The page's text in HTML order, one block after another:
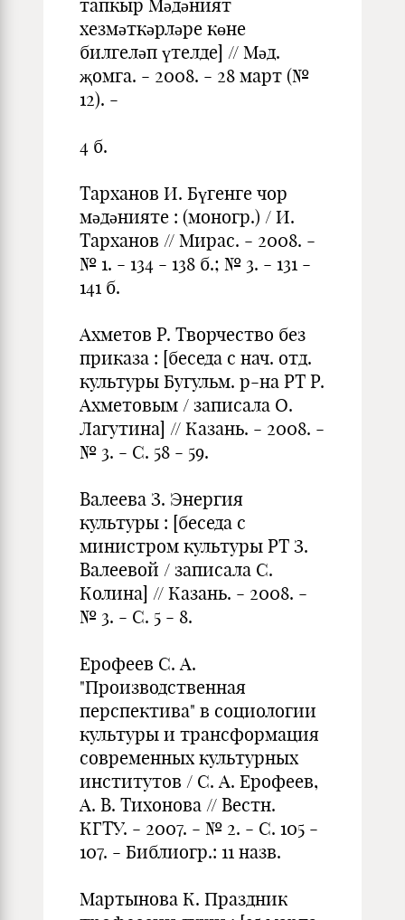
тапкыр Мәдәният
хезмәткәрләре көне
билгеләп үтелде] // Мәд.
җомга. - 2008. - 28 март (№
12). -
4 б.
Тарханов И. Бүгенге чор
мәдәнияте : (моногр.) / И.
Тарханов // Ми­рас. - 2008. -
№ 1. - 134 - 138 б.; № 3. - 131 -
141 б.
Ахметов Р. Творчество без
приказа : [беседа с нач. отд.
культуры Бугульм. р-на РТ Р.
Ахметовым / записала О.
Лагутина] // Казань. - 2008. -
№ 3. - С. 58 - 59.
Валеева З. Энергия
культуры : [беседа с
министром культуры РТ З.
Валеевой / записала С.
Колина] // Казань. - 2008. -
№ 3. - С. 5 - 8.
Ерофеев С. А.
"Производственная
перспектива" в социологии
культу­ры и трансформация
современных культурных
институтов / С. А. Ерофеев,
А. В. Тихонова // Вестн.
КГТУ. - 2007. - № 2. - С. 105 -
107. - Библиогр.: 11 назв.
Мартынова К. Праздник